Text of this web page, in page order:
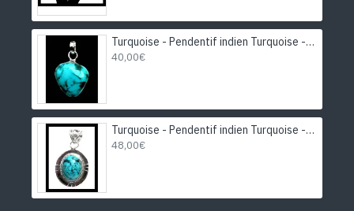
Turquoise - Pendentif indien Turquoise - Bijoux Inde
40,00€
Turquoise - Pendentif indien Turquoise - Bijoux Inde
48,00€